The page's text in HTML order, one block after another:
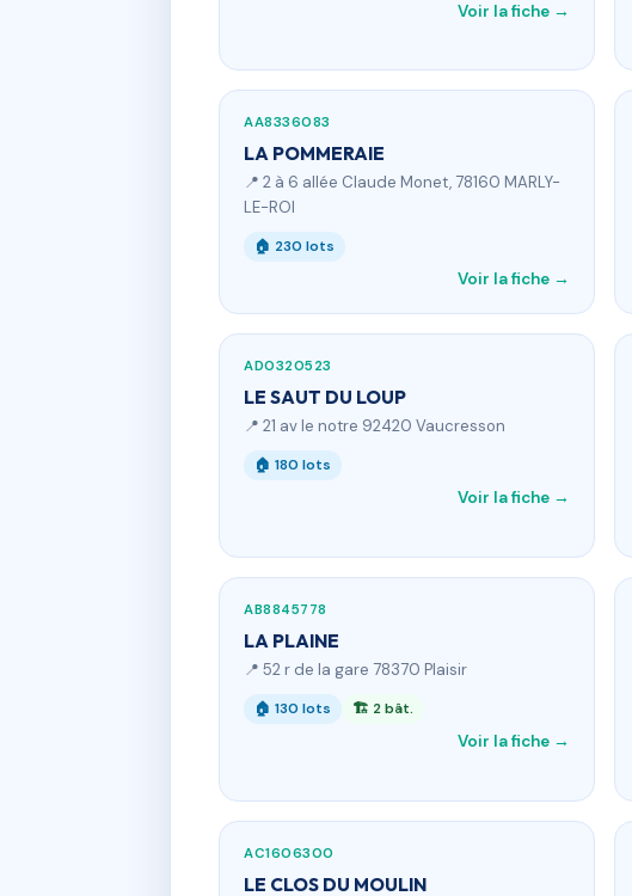
Voir la fiche →
AA8336083
LA POMMERAIE
📍 2 à 6 allée Claude Monet, 78160 MARLY-
LE-ROI
🏠 230 lots
Voir la fiche →
AD0320523
LE SAUT DU LOUP
📍 21 av le notre 92420 Vaucresson
🏠 180 lots
Voir la fiche →
AB8845778
LA PLAINE
📍 52 r de la gare 78370 Plaisir
🏠 130 lots 🏗 2 bât.
Voir la fiche →
AC1606300
LE CLOS DU MOULIN